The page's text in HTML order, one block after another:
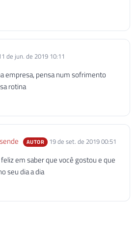
de jun. de 2019 10:11
empresa, pensa num sofrimento
rotina
AUTOR 19 de set. de 2019 00:51
em saber que você gostou e que
seu dia a dia